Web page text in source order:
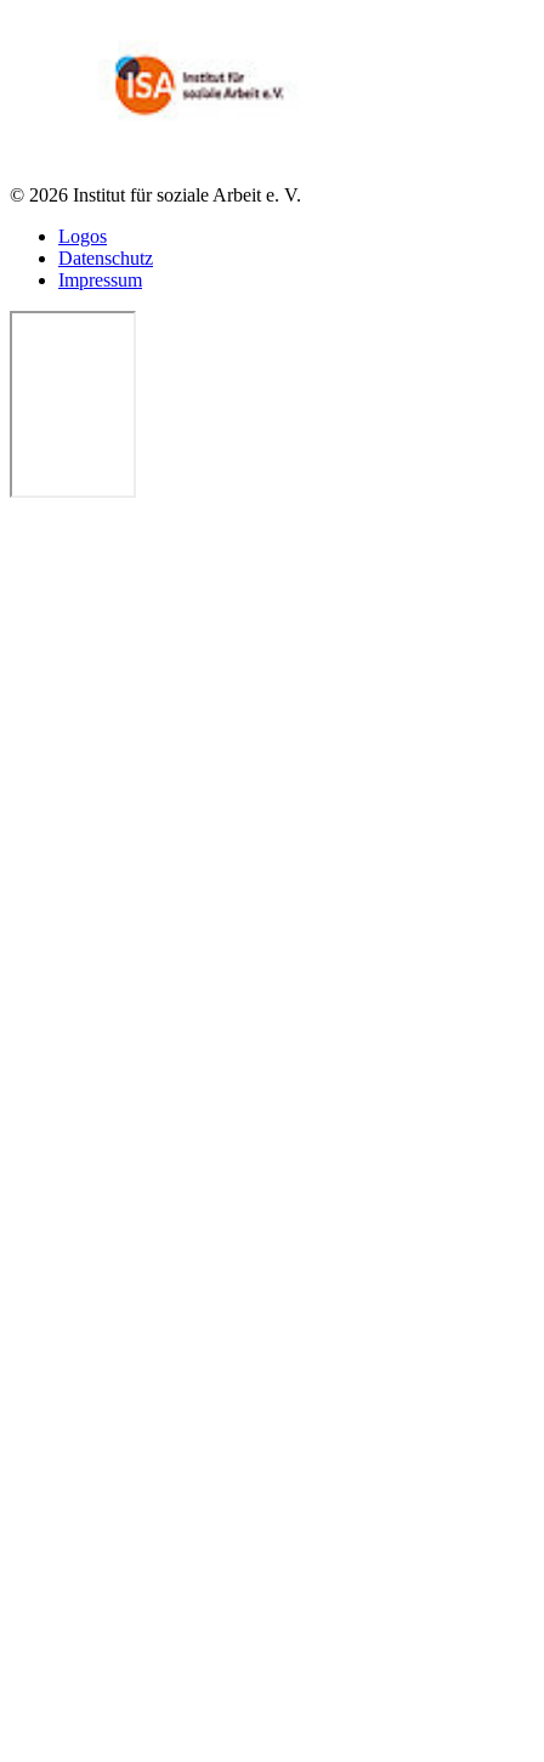
© 2026 Institut für soziale Arbeit e. V.
Logos
Datenschutz
Impressum